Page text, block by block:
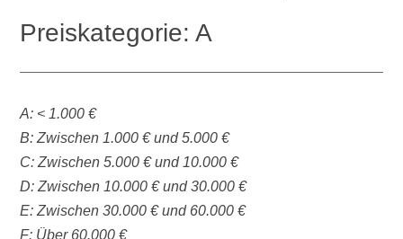
Preiskategorie: A
A: < 1.000 €
B: Zwischen 1.000 € und 5.000 €
C: Zwischen 5.000 € und 10.000 €
D: Zwischen 10.000 € und 30.000 €
E: Zwischen 30.000 € und 60.000 €
F: Über 60.000 €